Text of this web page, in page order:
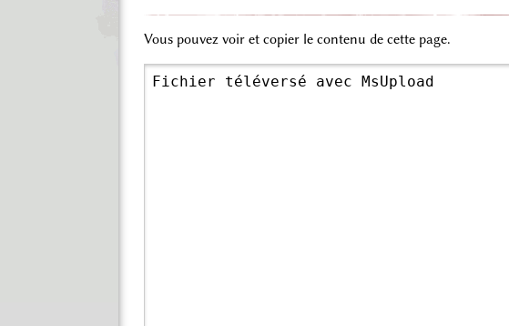
Vous pouvez voir et copier le contenu de cette page.